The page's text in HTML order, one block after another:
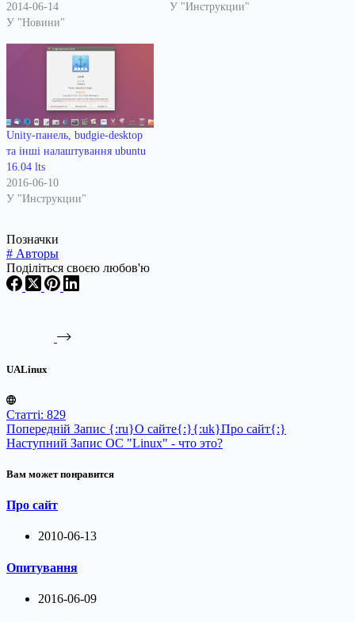
2014-06-14
У "Новини"
У "Инструкции"
Unity-панель, budgie-desktop
та інші налаштування ubuntu
16.04 lts
2016-06-10
У "Инструкции"
Позначки
# Авторы
Поділіться своєю любов'ю
UALinux
Статті: 829
Попередній Запис {:ru}О сайте{:}{:uk}Про сайт{:}
Наступний Запис ОС "Linux" - что это?
Вам может понравится
Про сайт
2010-06-13
Опитування
2016-06-09